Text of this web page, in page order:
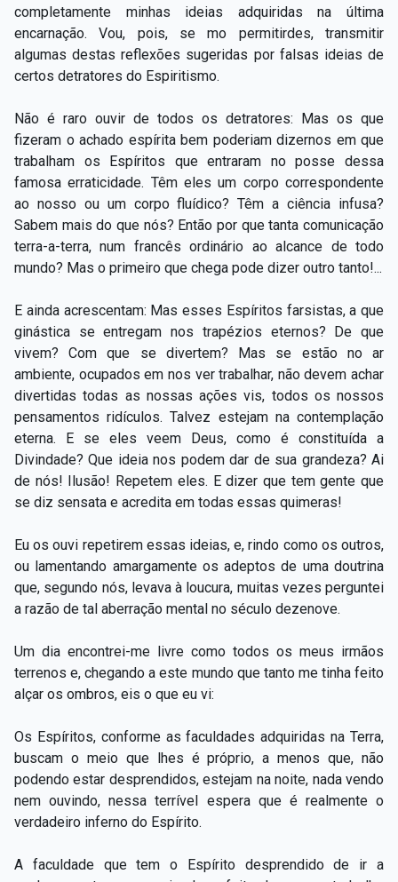
completamente minhas ideias adquiridas na última
encarnação. Vou, pois, se mo permitirdes, transmitir
algumas destas reflexões sugeridas por falsas ideias de
certos detratores do Espiritismo.
Não é raro ouvir de todos os detratores: Mas os que
fizeram o achado espírita bem poderiam dizernos em que
trabalham os Espíritos que entraram no posse dessa
famosa erraticidade. Têm eles um corpo correspondente
ao nosso ou um corpo fluídico? Têm a ciência infusa?
Sabem mais do que nós? Então por que tanta comunicação
terra-a-terra, num francês ordinário ao alcance de todo
mundo? Mas o primeiro que chega pode dizer outro tanto!...
E ainda acrescentam: Mas esses Espíritos farsistas, a que
ginástica se entregam nos trapézios eternos? De que
vivem? Com que se divertem? Mas se estão no ar
ambiente, ocupados em nos ver trabalhar, não devem achar
divertidas todas as nossas ações vis, todos os nossos
pensamentos ridículos. Talvez estejam na contemplação
eterna. E se eles veem Deus, como é constituída a
Divindade? Que ideia nos podem dar de sua grandeza? Ai
de nós! Ilusão! Repetem eles. E dizer que tem gente que
se diz sensata e acredita em todas essas quimeras!
Eu os ouvi repetirem essas ideias, e, rindo como os outros,
ou lamentando amargamente os adeptos de uma doutrina
que, segundo nós, levava à loucura, muitas vezes perguntei
a razão de tal aberração mental no século dezenove.
Um dia encontrei-me livre como todos os meus irmãos
terrenos e, chegando a este mundo que tanto me tinha feito
alçar os ombros, eis o que eu vi:
Os Espíritos, conforme as faculdades adquiridas na Terra,
buscam o meio que lhes é próprio, a menos que, não
podendo estar desprendidos, estejam na noite, nada vendo
nem ouvindo, nessa terrível espera que é realmente o
verdadeiro inferno do Espírito.
A faculdade que tem o Espírito desprendido de ir a